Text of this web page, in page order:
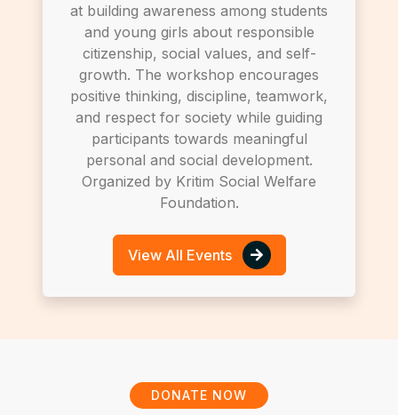
at building awareness among students
and young girls about responsible
citizenship, social values, and self-
growth. The workshop encourages
positive thinking, discipline, teamwork,
and respect for society while guiding
participants towards meaningful
personal and social development.
Organized by Kritim Social Welfare
Foundation.
View All Events
DONATE NOW